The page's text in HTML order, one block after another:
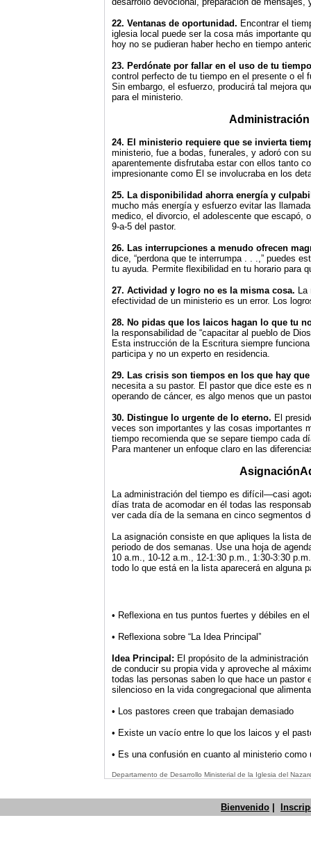
22. Ventanas de oportunidad. Encontrar el
iglesia local puede ser la cosa más importante
hoy no se pudieran haber hecho en tiempo
23. Perdónate por fallar en el uso de tu
control perfecto de tu tiempo en el presente o el
Sin embargo, el esfuerzo, producirá tal mejora
para el ministerio.
Administración
24. El ministerio requiere que se invierta
ministerio, fue a bodas, funerales, y adoró con
aparentemente disfrutaba estar con ellos tanto
impresionante como El se involucraba en los
25. La disponibilidad ahorra energía y
mucho más energía y esfuerzo evitar las
medico, el divorcio, el adolescente que escapó,
9-a-5 del pastor.
26. Las interrupciones a menudo ofrecen
dice, “perdona que te interrumpa . . .,” puedes
tu ayuda. Permite flexibilidad en tu horario para
27. Actividad y logro no es la misma cosa. La
efectividad de un ministerio es un error. Los
28. No pidas que los laicos hagan lo que tu
la responsabilidad de “capacitar al pueblo de
Esta instrucción de la Escritura siempre
participa y no un experto en residencia.
29. Las crisis son tiempos en los que hay
necesita a su pastor. El pastor que dice este es
operando de cáncer, es algo menos que un
30. Distingue lo urgente de lo eterno. El
veces son importantes y las cosas importantes
tiempo recomienda que se separe tiempo cada
Para mantener un enfoque claro en las
La administración del tiempo es difícil—casi
días trata de acomodar en él todas las
ver cada día de la semana en cinco segmentos
La asignación consiste en que apliques la lista
periodo de dos semanas. Use una hoja de
10 a.m., 10-12 a.m., 12-1:30 p.m., 1:30-3:30
todo lo que está en la lista aparecerá en alguna
• Reflexiona en tus puntos fuertes y débiles en
• Reflexiona sobre “La Idea Principal”
Idea Principal: El propósito de la
de conducir su propia vida y aproveche al
todas las personas saben lo que hace un
silencioso en la vida congregacional que
• Los pastores creen que trabajan demasiado
• Existe un vacío entre lo que los laicos y el
• Es una confusión en cuanto al ministerio
Departamento de Desarrollo Ministerial de la Iglesia del
Bienvenido